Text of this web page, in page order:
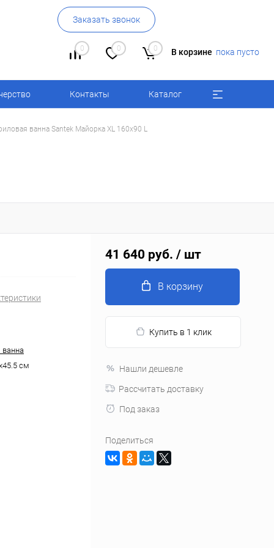
Заказать звонок
0 0 0 В корзине пока пусто
Контакты Каталог
ванна Santek Майорка XL 160x90 L
ванна
см
41 640 руб. / шт
В корзину
Купить в 1 клик
Нашли дешевле
Рассчитать доставку
Под заказ
Поделиться